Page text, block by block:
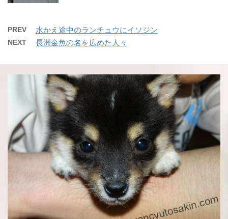
PREV 水かえ途中のランチュウにイソジン
NEXT 長洲金魚の名を広めた人々